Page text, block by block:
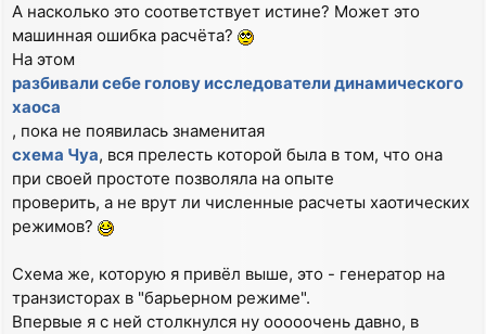
А насколько это соответствует истине? Может это
машинная ошибка расчёта?
На этом
разбивали себе голову исследователи динамического
хаоса
, пока не появилась знаменитая
схема Чуа, вся прелесть которой была в том, что она
при своей простоте позволяла на опыте
проверить, а не врут ли численные расчеты хаотических
режимов?
Схема же, которую я привёл выше, это - генератор на
транзисторах в "барьерном режиме".
Впервые я с ней столкнулся ну ооооочень давно, в